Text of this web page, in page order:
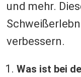
und mehr.
verbessern.
Was ist bei